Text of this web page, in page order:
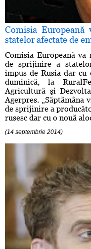
Comisia
statelor afectate de
Comisia Europeană va
de sprijinire a
impus de Rusia dar cu
duminică, la
Agricultură şi
Agerpres. „Săptămâna
de sprijinire a
rusesc dar cu o nouă
(14 septembrie 2014)